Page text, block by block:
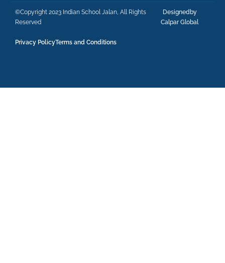
©Copyright 2023 Indian School Jalan, All Rights
Reserved
Designedby
Calpar Global
Privacy PolicyTerms and Conditions